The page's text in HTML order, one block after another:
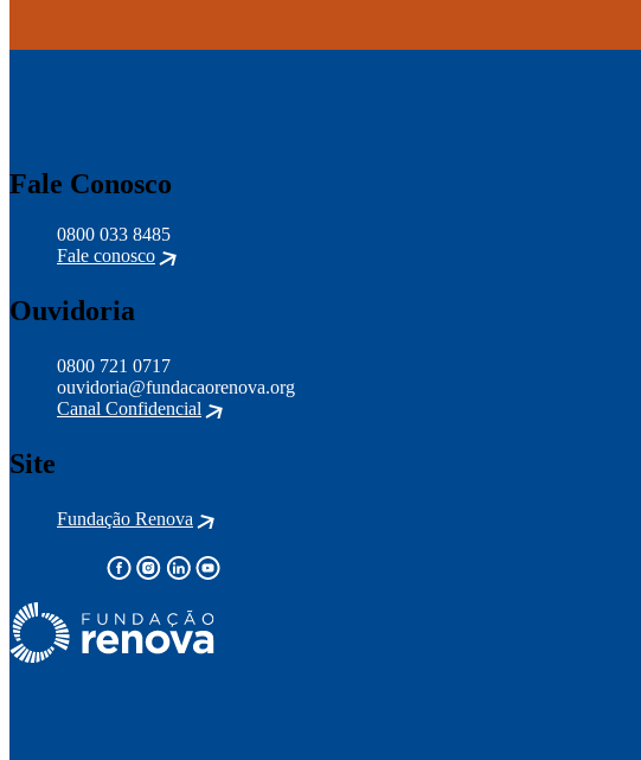
Fale Conosco
0800 033 8485
Fale conosco
Ouvidoria
0800 721 0717
ouvidoria@fundacaorenova.org
Canal Confidencial
Site
Fundação Renova